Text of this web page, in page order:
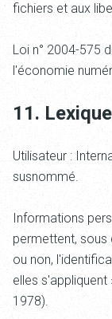
fichiers et aux
Loi n° 2004-575
l'économie
11.
Utilisateur :
susnommé.
Informations
permettent,
ou non,
elles s'appliquent
1978).